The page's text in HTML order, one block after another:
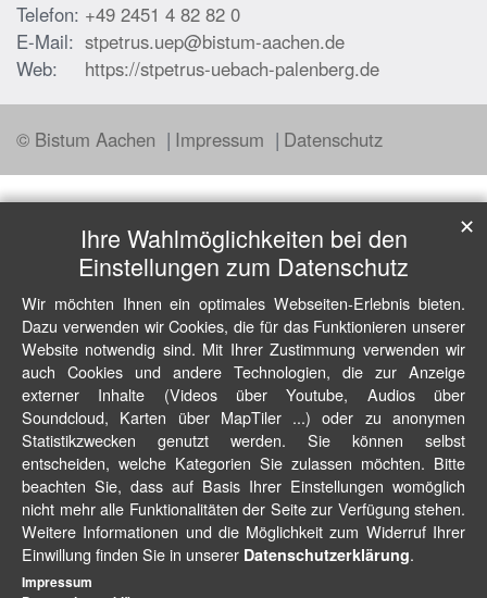
Telefon: +49 2451 4 82 82 0
E-Mail: stpetrus.uep@bistum-aachen.de
Web:
https://stpetrus-uebach-palenberg.de
© Bistum Aachen Impressum Datenschutz
Ihre Wahlmöglichkeiten bei den
Einstellungen zum Datenschutz
Wir möchten Ihnen ein optimales Webseiten-Erlebnis bieten.
Dazu verwenden wir Cookies, die für das Funktionieren unserer
Website notwendig sind. Mit Ihrer Zustimmung verwenden wir
auch Cookies und andere Technologien, die zur Anzeige
externer Inhalte (Videos über Youtube, Audios über
Soundcloud, Karten über MapTiler ...) oder zu anonymen
Statistikzwecken genutzt werden. Sie können selbst
entscheiden, welche Kategorien Sie zulassen möchten. Bitte
beachten Sie, dass auf Basis Ihrer Einstellungen womöglich
nicht mehr alle Funktionalitäten der Seite zur Verfügung stehen.
Weitere Informationen und die Möglichkeit zum Widerruf Ihrer
Einwillung finden Sie in unserer Datenschutzerklärung.
✕
Impressum